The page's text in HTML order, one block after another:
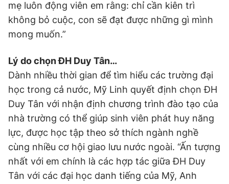
mẹ luôn động viên em rằng: chỉ cần kiên trì
không bỏ cuộc, con sẽ đạt được những gì mình
mong muốn.”
Lý do chọn ĐH Duy Tân…
Dành nhiều thời gian để tìm hiểu các trường đại
học trong cả nước, Mỹ Linh quyết định chọn ĐH
Duy Tân với nhận định chương trình đào tạo của
nhà trường có thể giúp sinh viên phát huy năng
lực, được học tập theo sở thích ngành nghề
cùng nhiều cơ hội giao lưu nước ngoài. “Ấn tượng
nhất với em chính là các hợp tác giữa ĐH Duy
Tân với các đại học danh tiếng của Mỹ, Anh